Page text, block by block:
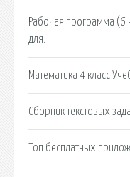
Рабочая программа (6
для.
Математика 4 класс
Сборник текстовых
Топ бесплатных